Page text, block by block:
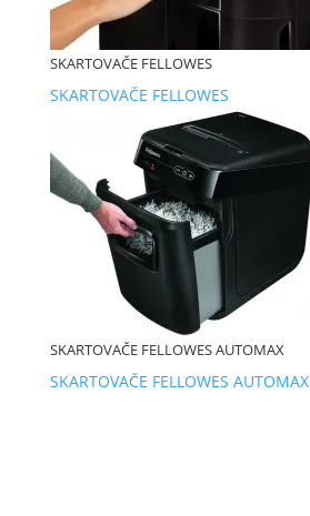
SKARTOVAČE FELLOWES
SKARTOVAČE FELLOWES
SKARTOVAČE FELLOWES AUTOMAX
SKARTOVAČE FELLOWES AUTOMAX